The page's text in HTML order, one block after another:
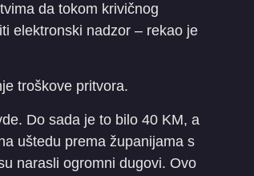
da tokom krivičnog
elektronski nadzor – rekao je
troškove pritvora.
Do sada je to bilo 40 KM, a
uštedu prema županijama s
narasli ogromni dugovi. Ovo